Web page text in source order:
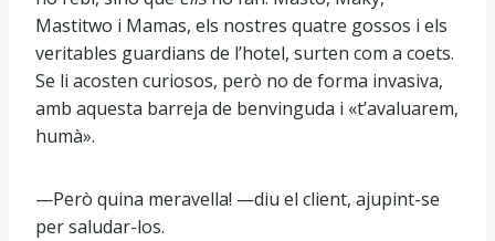
Mastitwo i Mamas, els nostres quatre gossos i els
veritables guardians de l’hotel, surten com a coets.
Se li acosten curiosos, però no de forma invasiva,
amb aquesta barreja de benvinguda i «t’avaluarem,
humà».
—Però quina meravella! —diu el client, ajupint-se
per saludar-los.